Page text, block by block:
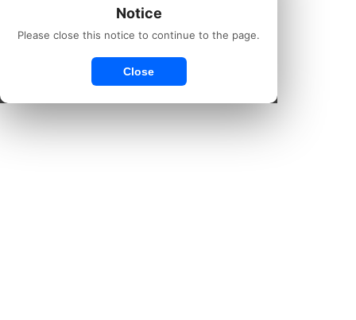
Notice
Please close this notice to continue to the page.
Close